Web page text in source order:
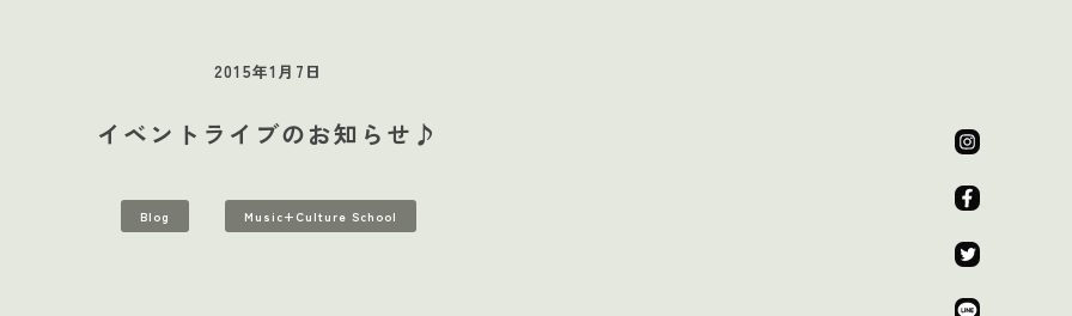
MUSIC SCHOOL CAFE-STUDIO EVENTS
2015年1月7日
イベントライブのお知らせ♪
Blog Music+Culture School